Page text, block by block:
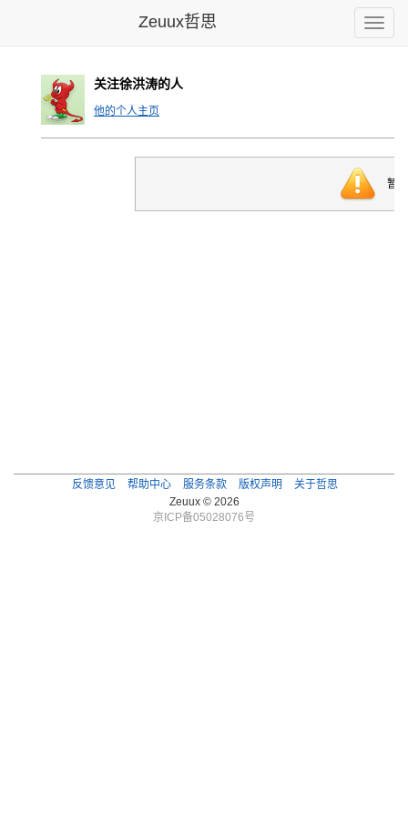
Toggle
Zeuux哲思
关注徐洪涛的人
他的个人主页
暂
反馈意见 帮助中心 服务条款 版权声明
关于哲思
Zeuux © 2026
京ICP备05028076号